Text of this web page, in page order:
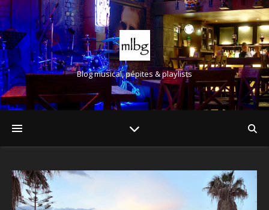
Blog musical, pépites & playlists